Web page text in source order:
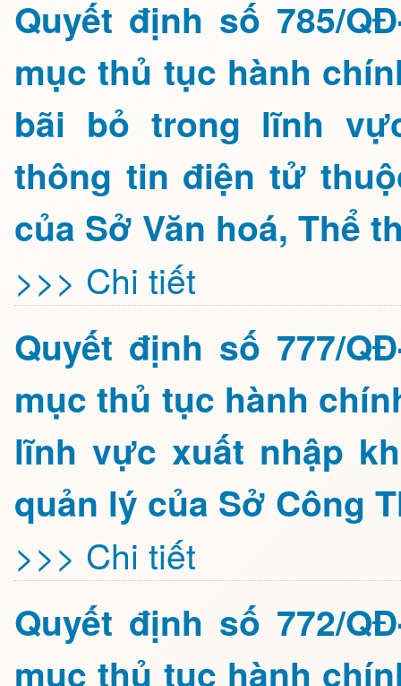
Quyết định số 785/
mục thủ tục hành
bãi bỏ trong lĩnh
thông tin điện tử
của Sở Văn hoá, Thể
>>> Chi tiết
Quyết định số 777/
mục thủ tục hành
lĩnh vực xuất nhập
quản lý của Sở Công
>>> Chi tiết
Quyết định số 772/
mục thủ tục hành